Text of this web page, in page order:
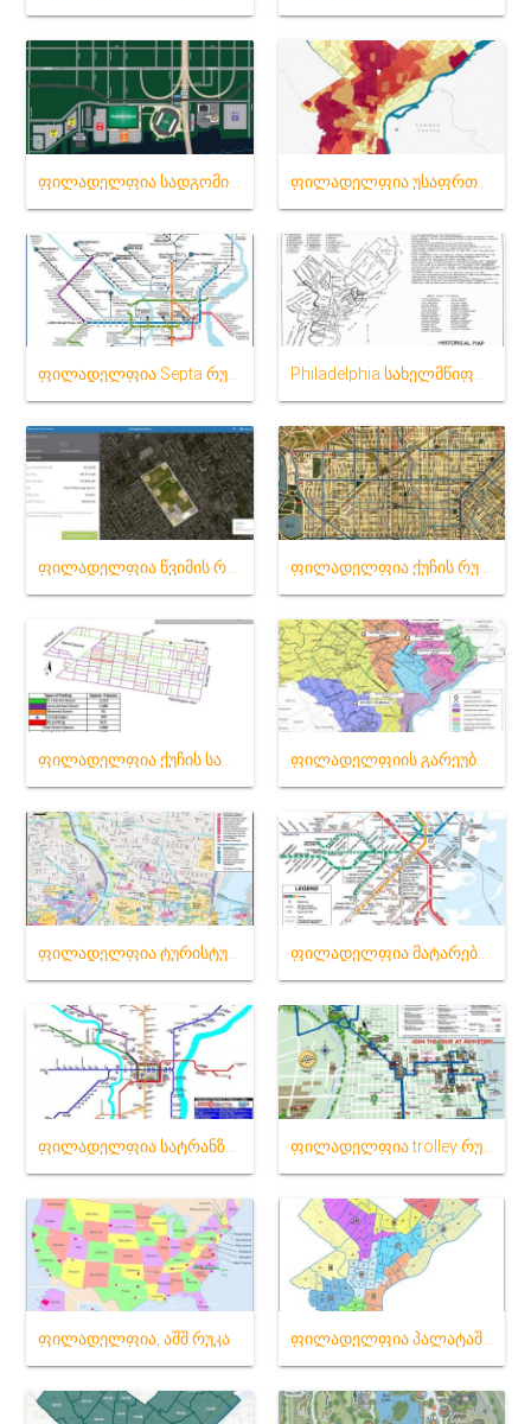
ფილადელფია უსაფრთხოების რუკა
ფილადელფია Septa რუკა Philadelphia სახელმწიფო რუკა
ფილადელფია ქუჩის რუკა
ფილადელფია ქუჩის სადგომი რუკა ფილადელფიის გარეუბანში რუკა
ფილადელფია მატარებელი რუკა
ფილადელფია trolley რუკა
ფილადელფია, აშშ რუკა ფილადელფია პალატაში რუკა